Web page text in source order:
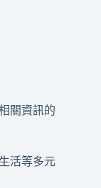
關資訊的
活等多元